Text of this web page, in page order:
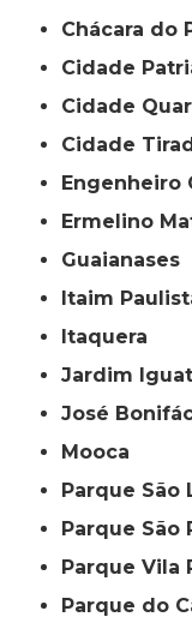
Chácara do
Cidade
Cidade
Cidade
Engenheiro
Ermelino
Guaianases
Itaim
Itaquera
Jardim
José
Mooca
Parque São
Parque São
Parque
Parque do